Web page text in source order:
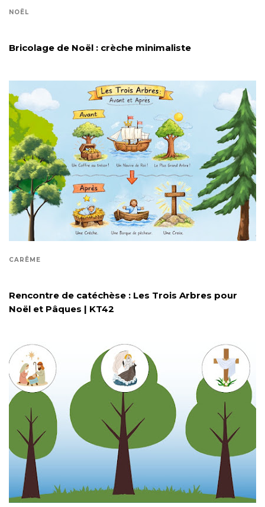
NOËL
Bricolage de Noël : crèche minimaliste
CARÊME
Rencontre de catéchèse : Les Trois Arbres pour
Noël et Pâques | KT42